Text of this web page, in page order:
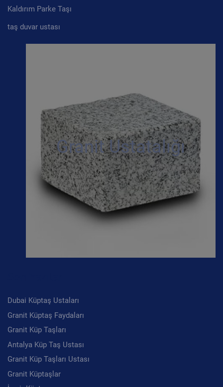
Kaldırım Parke Taşı
taş duvar ustası
Granit Ustatalığı
Dubai Küptaş Ustaları
Granit Küptaş Faydaları
Granit Küp Taşları
Antalya Küp Taş Ustası
Granit Küp Taşları Ustası
Granit Küptaşlar